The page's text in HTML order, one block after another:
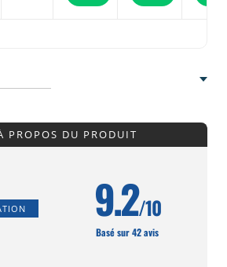
PROPOS DU PRODUIT
9.2/10
Basé sur 42 avis